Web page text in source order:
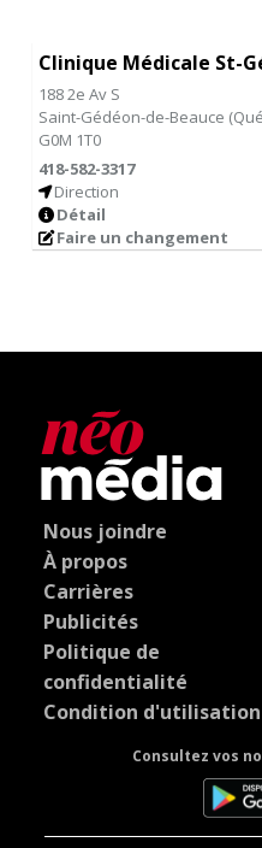
Clinique Médicale St-
188 2e Av S
Saint-Gédéon-de-Beauce (
G0M 1T0
418-582-3317
Direction
Détail
Faire un changement
Nous joindre
À propos
Carrières
Publicités
Politique de
confidentialité
Condition d'utilisation
Consultez vos